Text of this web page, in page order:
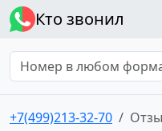
Кто звонил
+7(499)213-32-70